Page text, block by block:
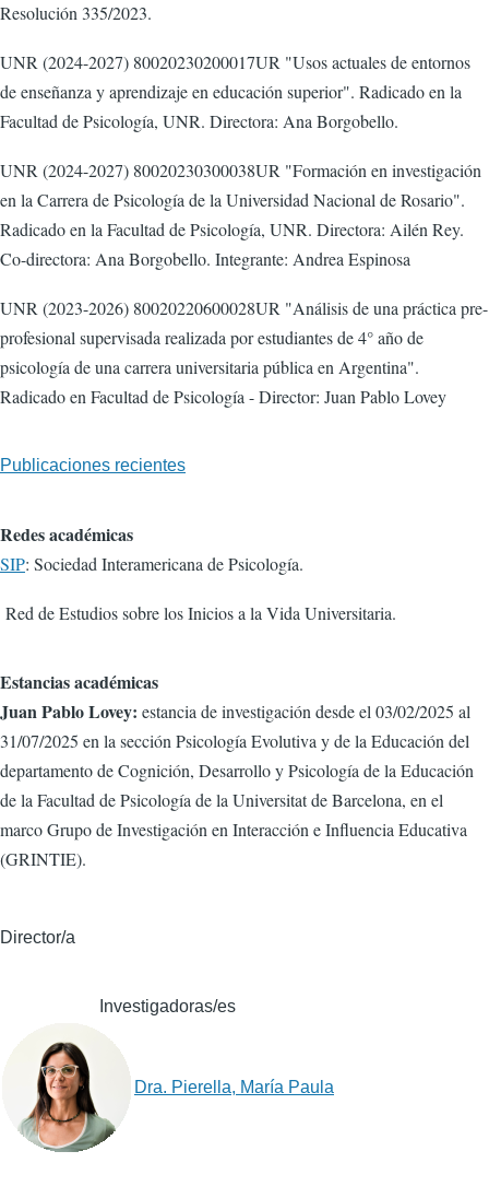
Resolución 335/2023.
UNR (2024-2027) 80020230200017UR "Usos actuales de entornos
de enseñanza y aprendizaje en educación superior". Radicado en la
Facultad de Psicología, UNR. Directora: Ana Borgobello.
UNR (2024-2027) 80020230300038UR "Formación en investigación
en la Carrera de Psicología de la Universidad Nacional de Rosario".
Radicado en la Facultad de Psicología, UNR. Directora: Ailén Rey.
Co-directora: Ana Borgobello. Integrante: Andrea Espinosa
UNR (2023-2026) 80020220600028UR "Análisis de una práctica pre-
profesional supervisada realizada por estudiantes de 4° año de
psicología de una carrera universitaria pública en Argentina".
Radicado en Facultad de Psicología - Director: Juan Pablo Lovey
Publicaciones recientes
Redes académicas
SIP: Sociedad Interamericana de Psicología.
Red de Estudios sobre los Inicios a la Vida Universitaria.
Estancias académicas
Juan Pablo Lovey: estancia de investigación desde el 03/02/2025 al
31/07/2025 en la sección Psicología Evolutiva y de la Educación del
departamento de Cognición, Desarrollo y Psicología de la Educación
de la Facultad de Psicología de la Universitat de Barcelona, en el
marco Grupo de Investigación en Interacción e Influencia Educativa
(GRINTIE).
Director/a
Investigadoras/es
Dra. Pierella, María Paula